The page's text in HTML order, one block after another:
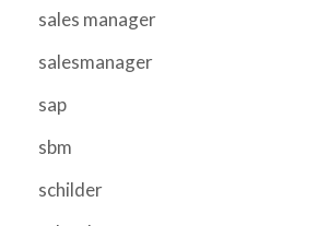
sales manager
salesmanager
sap
sbm
schilder